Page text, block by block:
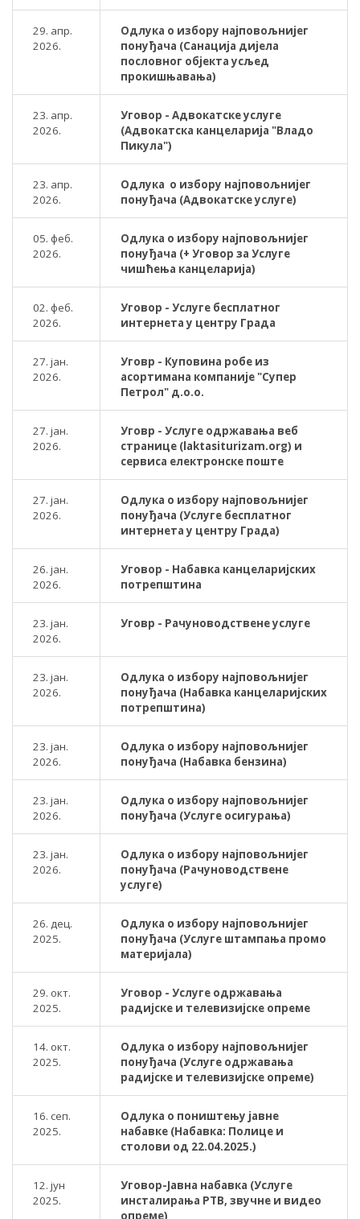
29. апр.
2026.
Одлука о избору најповољнијег
понуђача (Санација дијела
пословног објекта усљед
прокишњавања)
23. апр.
2026.
Уговор - Адвокатске услуге
(Адвокатска канцеларија "Владо
Пикула")
23. апр.
2026.
Одлука о избору најповољнијег
понуђача (Адвокатске услуге)
05. феб.
2026.
Одлука о избору најповољнијег
понуђача (+ Уговор за Услуге
чишћења канцеларија)
02. феб.
2026.
Уговор - Услуге бесплатног
интернета у центру Града
27. јан.
2026.
Уговр - Куповина робе из
асортимана компаније "Супер
Петрол" д.о.о.
27. јан.
2026.
Уговр - Услуге одржавања веб
странице (laktasiturizam.org) и
сервиса електронске поште
27. јан.
2026.
Одлука о избору најповољнијег
понуђача (Услуге бесплатног
интернета у центру Града)
26. јан.
2026.
Уговор - Набавка канцеларијских
потрепштина
23. јан.
2026.
Уговр - Рачуноводствене услуге
23. јан.
2026.
Одлука о избору најповољнијег
понуђача (Набавка канцеларијских
потрепштина)
23. јан.
2026.
Одлука о избору најповољнијег
понуђача (Набавка бензина)
23. јан.
2026.
Одлука о избору најповољнијег
понуђача (Услуге осигурања)
23. јан.
2026.
Одлука о избору најповољнијег
понуђача (Рачуноводствене
услуге)
26. дец.
2025.
Одлука о избору најповољнијег
понуђача (Услуге штампања промо
материјала)
29. окт.
2025.
Уговор - Услуге одржавања
радијске и телевизијске опреме
14. окт.
2025.
Одлука о избору најповољнијег
понуђача (Услуге одржавања
радијске и телевизијске опреме)
16. сеп.
2025.
Одлука о поништењу јавне
набавке (Набавка: Полице и
столови од 22.04.2025.)
12. јун
2025.
Уговор-Јавна набавка (Услуге
инсталирања РТВ, звучне и видео
опреме)